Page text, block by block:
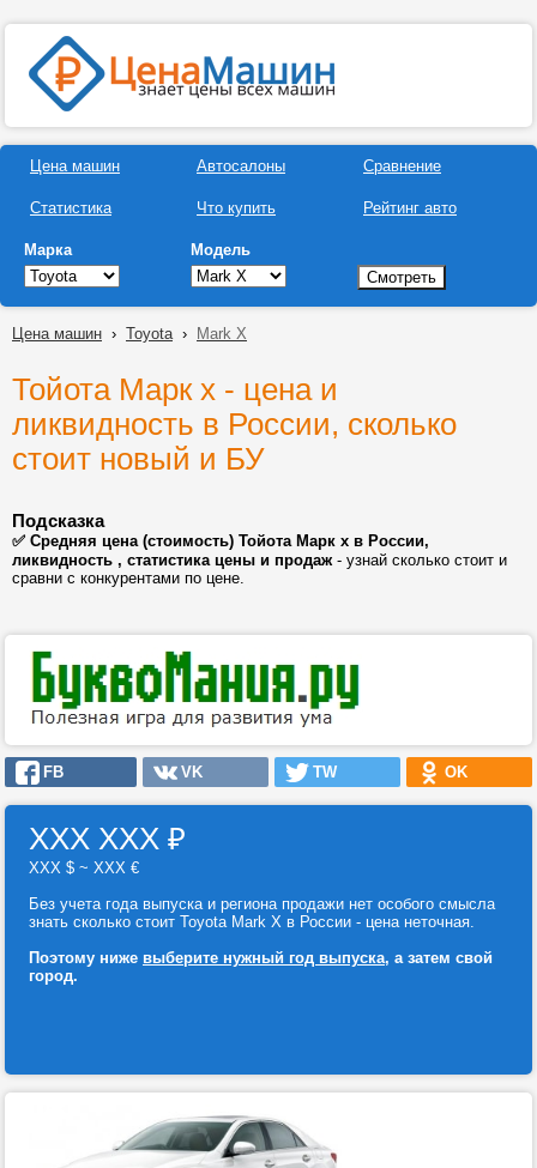
Цена машин
Статистика
Автосалоны
Что купить
Сравнение
Рейтинг авто
Марка Модель
Цена машин › Toyota› Mark X
Тойота Марк х - цена и
ликвидность в России, сколько
стоит новый и БУ
Подсказка
✅ Средняя цена (стоимость) Тойота Марк х в России,
ликвидность , статистика цены и продаж- узнай сколько стоит и
сравни с конкурентами по цене.
FB VK TW OK
ХХХ ХХХ ₽
ХХХ $ ~ ХХХ €
Без учета года выпуска и региона продажи нет особого смысла
знать сколько стоит Toyota Mark X в России - цена неточная.
Поэтому ниже выберите нужный год выпуска, а затем свой
город.